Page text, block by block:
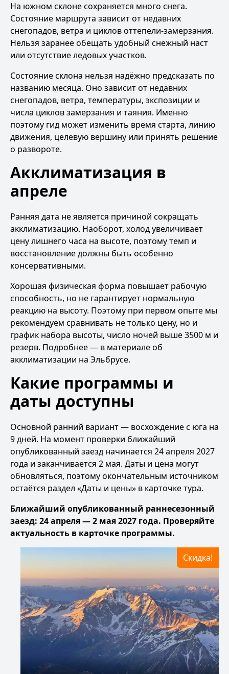
На южном склоне сохраняется много снега.
Состояние маршрута зависит от недавних
снегопадов, ветра и циклов оттепели-замерзания.
Нельзя заранее обещать удобный снежный наст
или отсутствие ледовых участков.
Состояние склона нельзя надёжно предсказать по
названию месяца. Оно зависит от недавних
снегопадов, ветра, температуры, экспозиции и
числа циклов замерзания и таяния. Именно
поэтому гид может изменить время старта, линию
движения, целевую вершину или принять решение
о развороте.
Акклиматизация в
апреле
Ранняя дата не является причиной сокращать
акклиматизацию. Наоборот, холод увеличивает
цену лишнего часа на высоте, поэтому темп и
восстановление должны быть особенно
консервативными.
Хорошая физическая форма повышает рабочую
способность, но не гарантирует нормальную
реакцию на высоту. Поэтому при первом опыте мы
рекомендуем сравнивать не только цену, но и
график набора высоты, число ночей выше 3500 м и
резерв. Подробнее — в материалеоб
акклиматизации на Эльбрусе.
Какие программы и
даты доступны
Основной ранний вариант — восхождение с юга на
9 дней. На момент проверки ближайший
опубликованный заезд начинается 24 апреля 2027
года и заканчивается 2 мая. Даты и цена могут
обновляться, поэтому окончательным источником
остаётся раздел «Даты и цены» в карточке тура.
Ближайший опубликованный раннесезонный
заезд: 24 апреля — 2 мая 2027 года. Проверяйте
актуальность в карточке программы.
Скидка!